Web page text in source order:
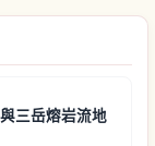
三岳熔岩流地